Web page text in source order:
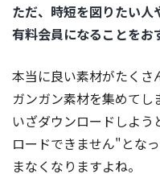
ただ、時短を図りたい人
有料会員になることをお
本当に良い素材がたくさ
ガンガン素材を集めてし
いざダウンロードしよ
ロードできません"とな
まなくなりますよね。